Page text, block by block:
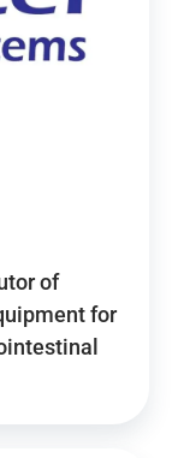
of
for